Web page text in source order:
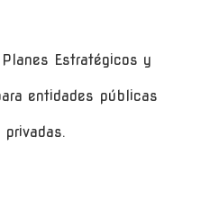
Estratégicos y
entidades públicas
privadas.